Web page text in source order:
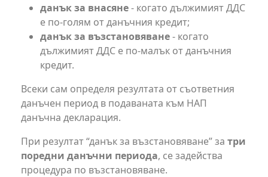
данък за внасяне- когато дължимият ДДС
е по-голям от данъчния кредит;
данък за възстановяване- когато
дължимият ДДС е по-малък от данъчния
кредит.
Всеки сам определя резултата от съответния
данъчен период в подаваната към НАП
данъчна декларация.
При резултат “данък за възстановяване” за три
поредни данъчни периода, се задейства
процедура по възстановяване.